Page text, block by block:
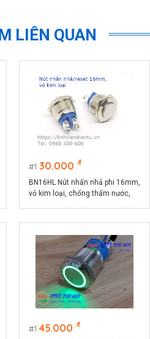
LIÊN QUAN
1 30.000 ₫
BN16HL Nút nhấn nhả phi 16mm,
vỏ kim loại, chống thấm nước,
1 45.000 ₫